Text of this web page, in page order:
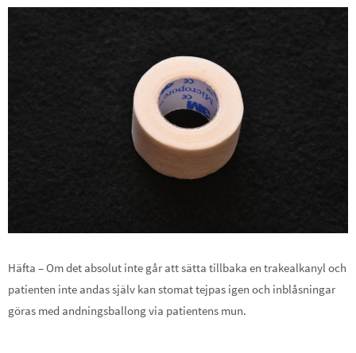
Häfta – Om det absolut inte går att sätta tillbaka en trakealkanyl och
patienten inte andas själv kan stomat tejpas igen och inblåsningar
göras med andningsballong via patientens mun.